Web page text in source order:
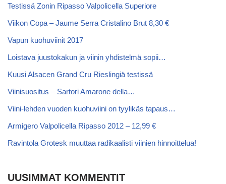
Testissä Zonin Ripasso Valpolicella Superiore
Viikon Copa – Jaume Serra Cristalino Brut 8,30 €
Vapun kuohuviinit 2017
Loistava juustokakun ja viinin yhdistelmä sopii…
Kuusi Alsacen Grand Cru Rieslingiä testissä
Viinisuositus – Sartori Amarone della…
Viini-lehden vuoden kuohuviini on tyylikäs tapaus…
Armigero Valpolicella Ripasso 2012 – 12,99 €
Ravintola Grotesk muuttaa radikaalisti viinien hinnoittelua!
UUSIMMAT KOMMENTIT